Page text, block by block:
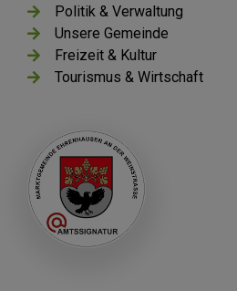
Politik & Verwaltung
Unsere Gemeinde
Freizeit & Kultur
Tourismus & Wirtschaft